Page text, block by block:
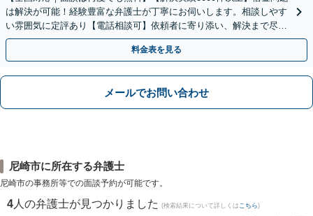
は解決が可能！経験豊富な弁護士が丁寧にお伺いします。相談しやす
い雰囲気に定評あり【電話相談可】依頼者に寄り添い、解決まで尽
力。まずは勇気を出してご相談下さい！土日夜間対応可
料金表を見る
メールでお問い合わせ
尼崎市に所在する弁護士
尼崎市の事務所等での面談予約が可能です。
4 人の弁護士が見つかりました (検索結果について詳しくは こちら)